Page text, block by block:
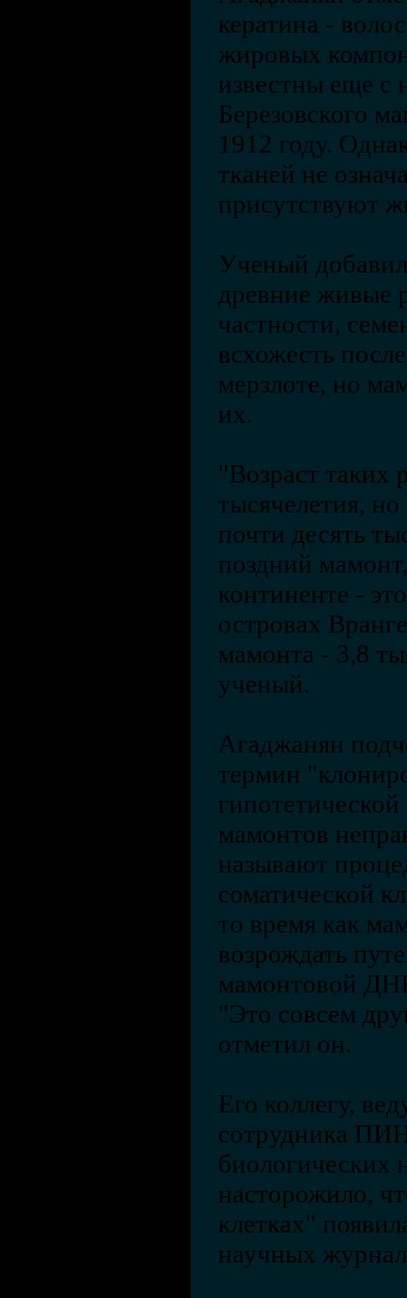
кератина -
жировых
известны еще с
Березовского
1912 году.
тканей не
присутствуют
Ученый
древние живые
частности,
всхожесть
мерзлоте, но
их.
"Возраст таких
тысячелетия,
почти десять
поздний
континенте -
островах
мамонта - 3,8
ученый.
Агаджанян
термин
мамонтов
называют
соматической
то время как
возрождать
мамонтовой
"Это совсем
отметил он.
Его коллегу,
сотрудника
биологических
насторожило,
клетках"
научных